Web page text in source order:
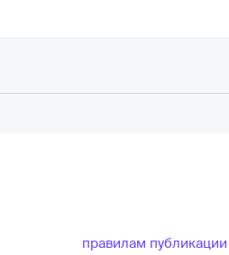
правилам публикации